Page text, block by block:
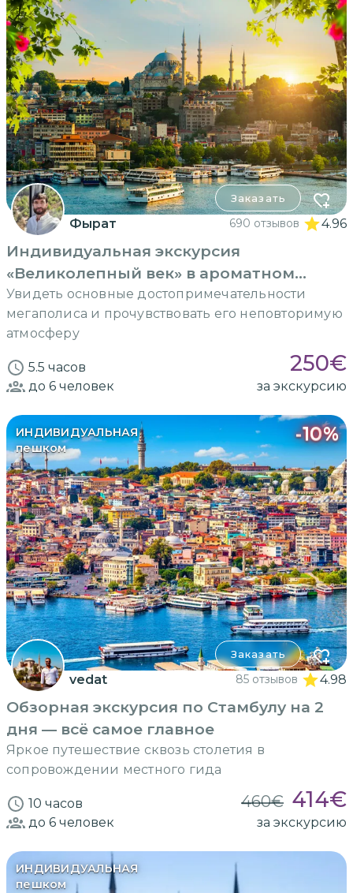
Заказать
Фырат 690 отзывов 4.96
Индивидуальная экскурсия
«Великолепный век» в ароматном
Стамбуле
Увидеть основные достопримечательности
мегаполиса и прочувствовать его неповторимую
атмосферу
5.5 часов 250€
до 6 человек за экскурсию
ИНДИВИДУАЛЬНАЯ
пешком
-10%
Заказать
vedat 85 отзывов 4.98
Обзорная экскурсия по Стамбулу на 2
дня — всё самое главное
Яркое путешествие сквозь столетия в
сопровождении местного гида
10 часов 460€ 414€
до 6 человек за экскурсию
ИНДИВИДУАЛЬНАЯ
пешком